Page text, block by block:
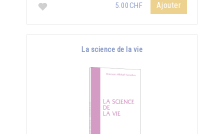
5.00CHF Ajouter
La science de la vie